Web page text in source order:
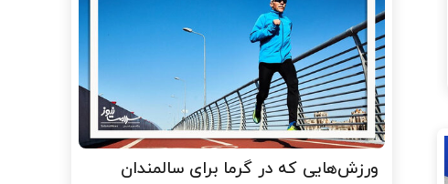
ورزش‌هایی که در گرما برای سالمندان